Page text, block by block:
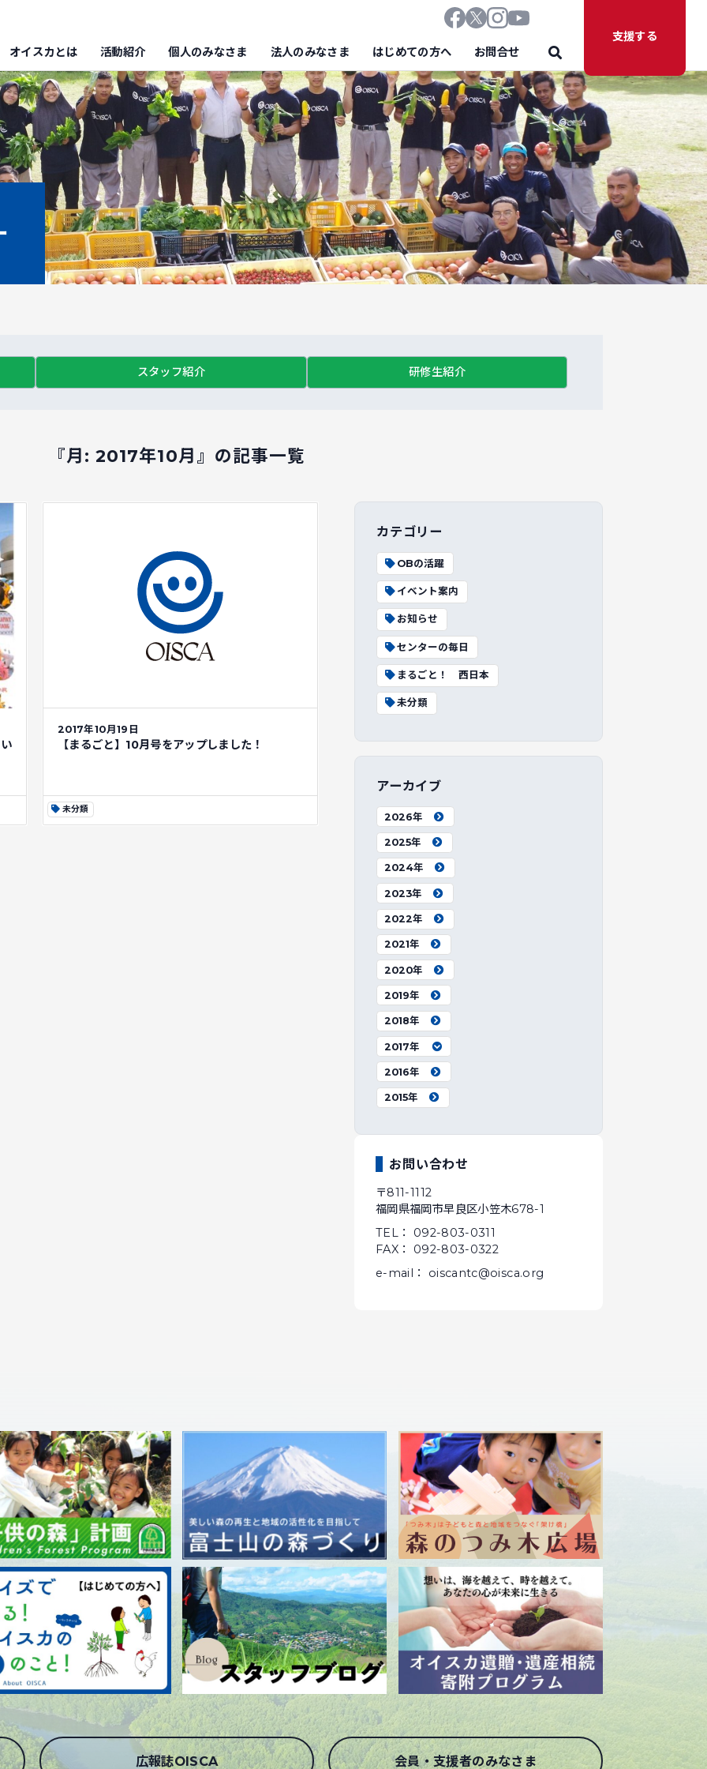
オイスカとは 活動紹介 個人のみなさま 法人のみなさま はじめての方へ お問合せ
支援する
スタッフ紹介 研修生紹介
『月:2017年10月 』の記事一覧
2017年10月19日
【まるごと】10月号をアップしました！
未分類
カテゴリー
OBの活躍
イベント案内
お知らせ
センターの毎日
まるごと！ 西日本
未分類
アーカイブ
2026年
2025年
2024年
2023年
2022年
2021年
2020年
2019年
2018年
2017年
2016年
2015年
お問い合わせ
〒811-1112
福岡県福岡市早良区小笠木678-1
TEL： 092-803-0311
FAX： 092-803-0322
e-mail： oiscantc@oisca.org
広報誌OISCA 会員・支援者のみなさま